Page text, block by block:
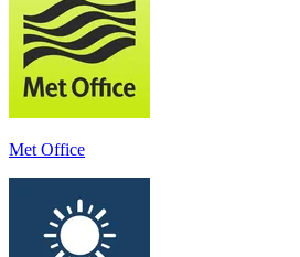
Met Office